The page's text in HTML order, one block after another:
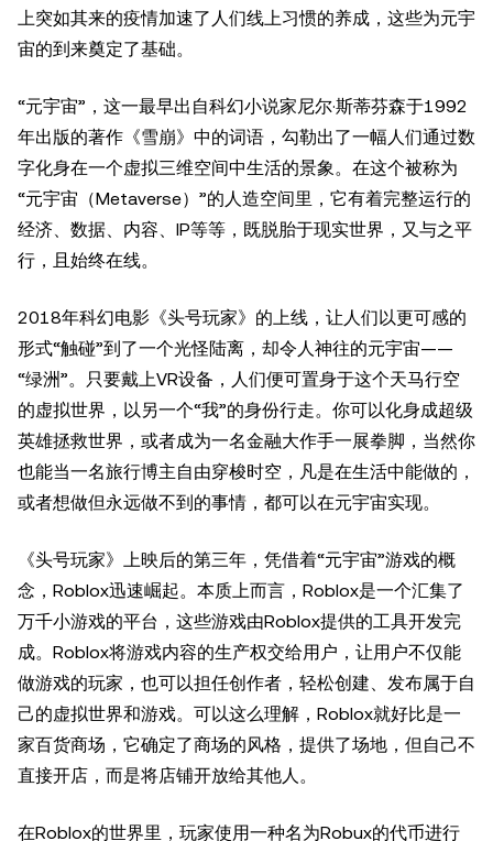
上突如其来的疫情加速了人们线上习惯的养成，这些为元宇
宙的到来奠定了基础。
“元宇宙”，这一最早出自科幻小说家尼尔·斯蒂芬森于1992
年出版的著作《雪崩》中的词语，勾勒出了一幅人们通过数
字化身在一个虚拟三维空间中生活的景象。在这个被称为
“元宇宙（Metaverse）”的人造空间里，它有着完整运行的
经济、数据、内容、IP等等，既脱胎于现实世界，又与之平
行，且始终在线。
2018年科幻电影《头号玩家》的上线，让人们以更可感的
形式“触碰”到了一个光怪陆离，却令人神往的元宇宙——
“绿洲”。只要戴上VR设备，人们便可置身于这个天马行空
的虚拟世界，以另一个“我”的身份行走。你可以化身成超级
英雄拯救世界，或者成为一名金融大作手一展拳脚，当然你
也能当一名旅行博主自由穿梭时空，凡是在生活中能做的，
或者想做但永远做不到的事情，都可以在元宇宙实现。
《头号玩家》上映后的第三年，凭借着“元宇宙”游戏的概
念，Roblox迅速崛起。本质上而言，Roblox是一个汇集了
万千小游戏的平台，这些游戏由Roblox提供的工具开发完
成。Roblox将游戏内容的生产权交给用户，让用户不仅能
做游戏的玩家，也可以担任创作者，轻松创建、发布属于自
己的虚拟世界和游戏。可以这么理解，Roblox就好比是一
家百货商场，它确定了商场的风格，提供了场地，但自己不
直接开店，而是将店铺开放给其他人。
在Roblox的世界里，玩家使用一种名为Robux的代币进行